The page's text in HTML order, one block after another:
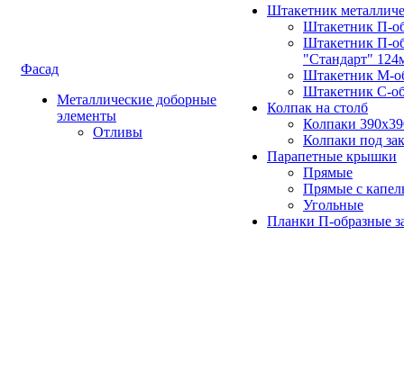
Фасад
Металлические доборные
элементы
Отливы
Штакетник
Штакетник П-
Штакетник П-
"Стандарт"
Штакетник М-
Штакетник С-
Колпак на столб
Колпаки
Колпаки под
Парапетные крышки
Прямые
Прямые с
Угольные
Планки П-образные